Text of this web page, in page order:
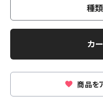
種
カ
商品を